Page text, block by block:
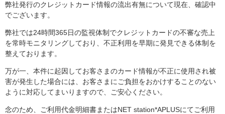
弊社発行のクレジットカード情報の流出有無について現在、確認中
でございます。
弊社では24時間365日の監視体制でクレジットカードの不審な売上
を常時モニタリングしており、不正利用を早期に発見できる体制を
整えております。
万が一、本件に起因してお客さまのカード情報が不正に使用され被
害が発生した場合には、お客さまにご負担をおかけすることのない
ように対応してまいりますので、ご安心ください。
念のため、ご利用代金明細書またはNET station*APLUSにてご利用